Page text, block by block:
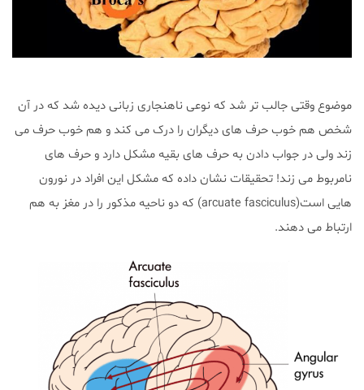
موضوع وقتی جالب تر شد که نوعی ناهنجاری زبانی دیده شد که در آن
شخص هم خوب حرف های دیگران را درک می کند و هم خوب حرف می
زند ولی در جواب دادن به حرف های بقیه مشکل دارد و حرف های
نامربوط می زند! تحقیقات نشان داده که مشکل این افراد در نورون
هایی است(arcuate fasciculus) که دو ناحیه مذکور را در مغز به هم
ارتباط می دهند.